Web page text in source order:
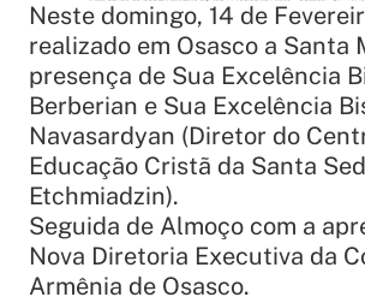
Neste domingo, 14 de
realizado em Osasco a Santa
presença de Sua Excelência
Berberian e Sua Excelência
Navasardyan (Diretor do
Educação Cristã da Santa
Etchmiadzin).
Seguida de Almoço com a
Nova Diretoria Executiva da
Armênia de Osasco.